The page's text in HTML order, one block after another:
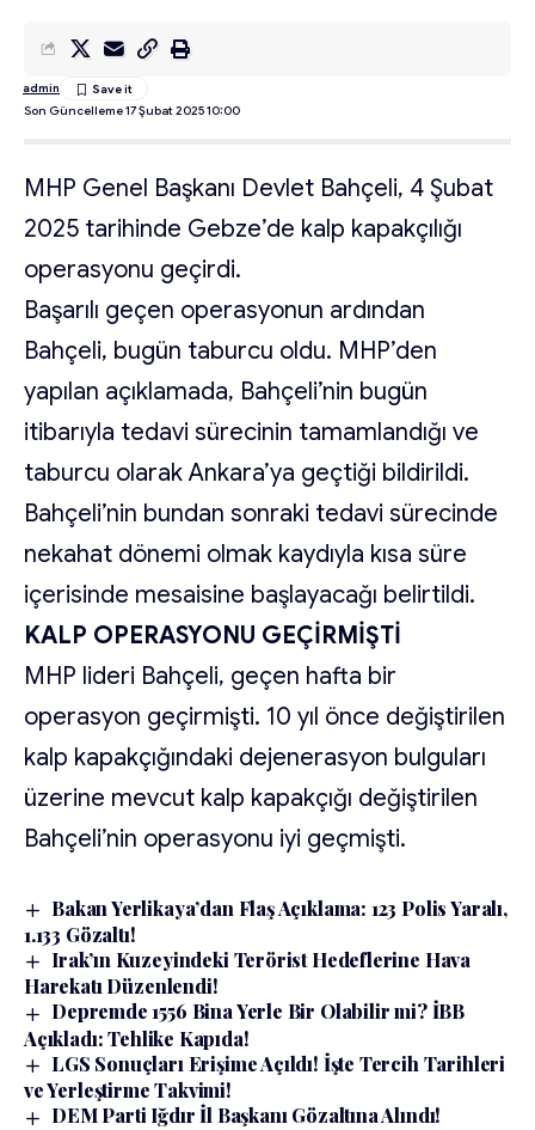
Son Güncelleme 17 Şubat 2025 10:00
admin
MHP Genel Başkanı Devlet Bahçeli, 4 Şubat
2025 tarihinde Gebze’de kalp kapakçılığı
operasyonu geçirdi.
Başarılı geçen operasyonun ardından
Bahçeli, bugün taburcu oldu. MHP’den
yapılan açıklamada, Bahçeli’nin bugün
itibarıyla tedavi sürecinin tamamlandığı ve
taburcu olarak Ankara’ya geçtiği bildirildi.
Bahçeli’nin bundan sonraki tedavi sürecinde
nekahat dönemi olmak kaydıyla kısa süre
içerisinde mesaisine başlayacağı belirtildi.
KALP OPERASYONU GEÇİRMİŞTİ
MHP lideri Bahçeli, geçen hafta bir
operasyon geçirmişti. 10 yıl önce değiştirilen
kalp kapakçığındaki dejenerasyon bulguları
üzerine mevcut kalp kapakçığı değiştirilen
Bahçeli’nin operasyonu iyi geçmişti.
Bakan Yerlikaya’dan Flaş Açıklama: 123 Polis Yaralı,
1.133 Gözaltı!
Irak’ın Kuzeyindeki Terörist Hedeflerine Hava
Harekatı Düzenlendi!
Depremde 1556 Bina Yerle Bir Olabilir mi? İBB
Açıkladı: Tehlike Kapıda!
LGS Sonuçları Erişime Açıldı! İşte Tercih Tarihleri
ve Yerleştirme Takvimi!
DEM Parti Iğdır İl Başkanı Gözaltına Alındı!